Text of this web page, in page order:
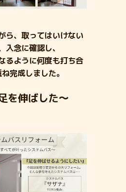
ら、取ってはいけない
入念に確認し、
るように何度も打ち合
完成しました。
を伸ばした～